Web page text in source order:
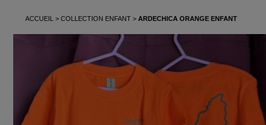
ACCUEIL COLLECTION ENFANT ARDECHICA ORANGE ENFANT